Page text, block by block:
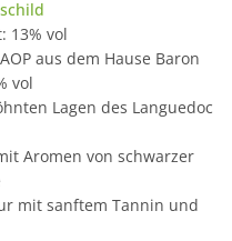
13% vol
aus dem Hause Baron
vol
Lagen des Languedoc
Aromen von schwarzer
mit sanftem Tannin und